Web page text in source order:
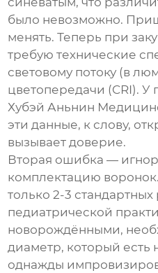
было невозможно.
менять. Теперь при
требую технические
световому потоку (в
цветопередачи (CRI). У
Хубэй Аньнин
эти данные, к слову,
вызывает доверие.
Вторая ошибка —
комплектацию
только 2-3
педиатрической
новорождёнными,
диаметр, который есть
однажды